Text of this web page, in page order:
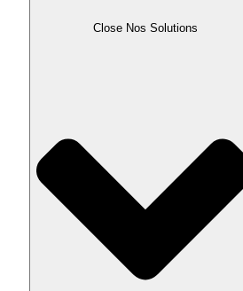
Close Nos Solutions